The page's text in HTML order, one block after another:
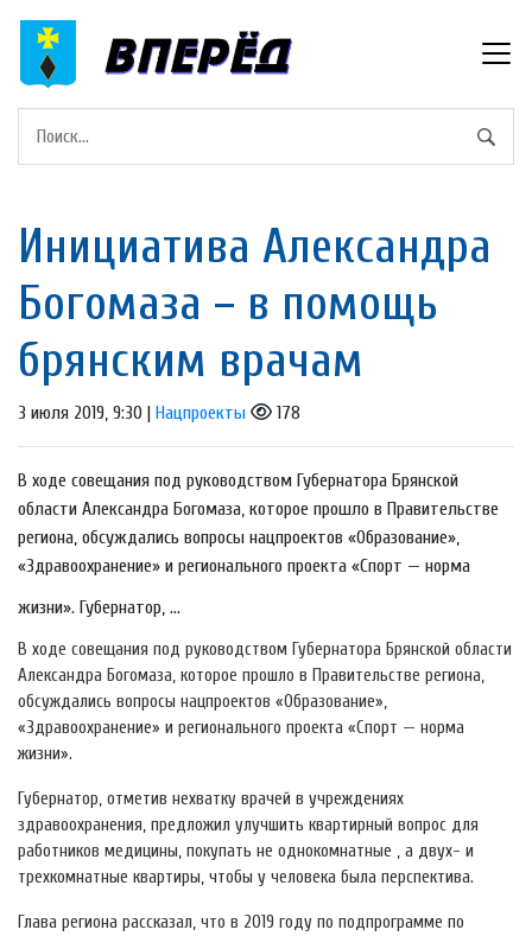
Инициатива Александра
Богомаза – в помощь
брянским врачам
3 июля 2019, 9:30 | Нацпроекты 178
В ходе совещания под руководством Губернатора Брянской
области Александра Богомаза, которое прошло в Правительстве
региона, обсуждались вопросы нацпроектов «Образование»,
«Здравоохранение» и регионального проекта «Спорт — норма
жизни». Губернатор, ...
В ходе совещания под руководством Губернатора Брянской области
Александра Богомаза, которое прошло в Правительстве региона,
обсуждались вопросы нацпроектов «Образование»,
«Здравоохранение» и регионального проекта «Спорт — норма
жизни».
Губернатор, отметив нехватку врачей в учреждениях
здравоохранения, предложил улучшить квартирный вопрос для
работников медицины, покупать не однокомнатные , а двух- и
трехкомнатные квартиры, чтобы у человека была перспектива.
Глава региона рассказал, что в 2019 году по подпрограмме по